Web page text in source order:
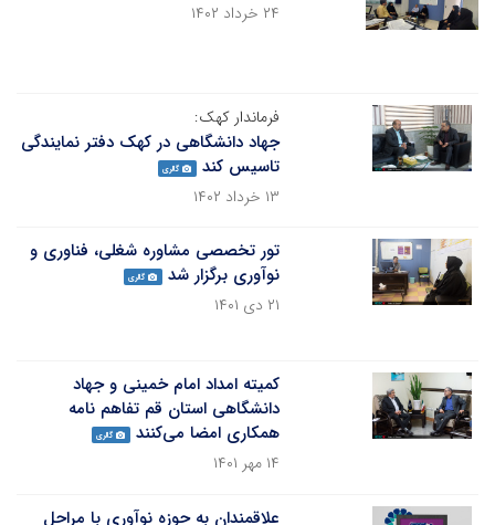
۲۴ خرداد ۱۴۰۲
فرماندار کهک:
جهاد دانشگاهی در کهک دفتر نمایندگی
تاسیس کند
گالری
۱۳ خرداد ۱۴۰۲
تور تخصصی مشاوره شغلی، فناوری و
نوآوری برگزار شد
گالری
۲۱ دی ۱۴۰۱
کمیته امداد امام خمینی و جهاد
دانشگاهی استان قم تفاهم نامه
همکاری امضا می‌کنند
گالری
۱۴ مهر ۱۴۰۱
علاقمندان به حوزه نوآوری با مراحل